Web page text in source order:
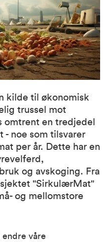
kilde til økonomisk
trussel mot
omtrent en tredjedel
- noe som tilsvarer
per år. Dette har en
og avskoging. Fra
"SirkulærMat"
og mellomstore
endre våre